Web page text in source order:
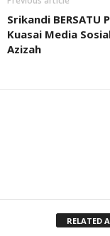
Srikandi BERSATU
Kuasai Media
Azizah
RELATED